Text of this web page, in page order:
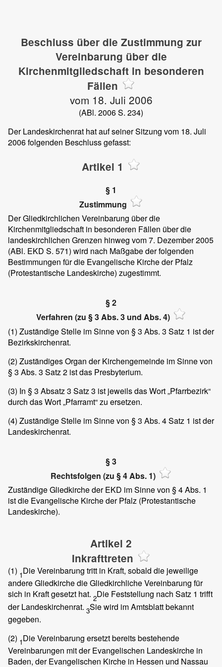
Beschluss über die Zustimmung zur
Vereinbarung über die
Kirchenmitgliedschaft in besonderen
Fällen
vom 18. Juli 2006
(ABl. 2006 S. 234)
Der Landeskirchenrat hat auf seiner Sitzung vom 18. Juli
2006 folgenden Beschluss gefasst:
Artikel 1
§ 1
Zustimmung
Der Gliedkirchlichen Vereinbarung über die
Kirchenmitgliedschaft in besonderen Fällen über die
landeskirchlichen Grenzen hinweg vom 7. Dezember 2005
(ABl. EKD S. 571) wird nach Maßgabe der folgenden
Bestimmungen für die Evangelische Kirche der Pfalz
(Protestantische Landeskirche) zugestimmt.
§ 2
Verfahren (zu § 3 Abs. 3 und Abs. 4)
(1) Zuständige Stelle im Sinne von § 3 Abs. 3 Satz 1 ist der
Bezirkskirchenrat.
(2) Zuständiges Organ der Kirchengemeinde im Sinne von
§ 3 Abs. 3 Satz 2 ist das Presbyterium.
(3) In § 3 Absatz 3 Satz 3 ist jeweils das Wort „Pfarrbezirk“
durch das Wort „Pfarramt“ zu ersetzen.
(4) Zuständige Stelle im Sinne von § 3 Abs. 4 Satz 1 ist der
Landeskirchenrat.
§ 3
Rechtsfolgen (zu § 4 Abs. 1)
Zuständige Gliedkirche der EKD im Sinne von § 4 Abs. 1
ist die Evangelische Kirche der Pfalz (Protestantische
Landeskirche).
Artikel 2
Inkrafttreten
(1) 1Die Vereinbarung tritt in Kraft, sobald die jeweilige
andere Gliedkirche die Gliedkirchliche Vereinbarung für
sich in Kraft gesetzt hat. 2Die Feststellung nach Satz 1 trifft
der Landeskirchenrat. 3Sie wird im Amtsblatt bekannt
gegeben.
(2) 1Die Vereinbarung ersetzt bereits bestehende
Vereinbarungen mit der Evangelischen Landeskirche in
Baden, der Evangelischen Kirche in Hessen und Nassau